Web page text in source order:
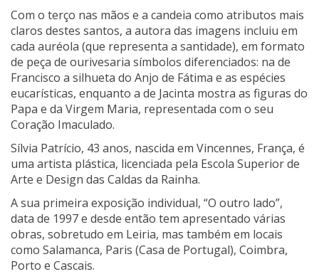
Com o terço nas mãos e a candeia como atributos mais
claros destes santos, a autora das imagens incluiu em
cada auréola (que representa a santidade), em formato
de peça de ourivesaria símbolos diferenciados: na de
Francisco a silhueta do Anjo de Fátima e as espécies
eucarísticas, enquanto a de Jacinta mostra as figuras do
Papa e da Virgem Maria, representada com o seu
Coração Imaculado.
Sílvia Patrício, 43 anos, nascida em Vincennes, França, é
uma artista plástica, licenciada pela Escola Superior de
Arte e Design das Caldas da Rainha.
A sua primeira exposição individual, “O outro lado”,
data de 1997 e desde então tem apresentado várias
obras, sobretudo em Leiria, mas também em locais
como Salamanca, Paris (Casa de Portugal), Coimbra,
Porto e Cascais.